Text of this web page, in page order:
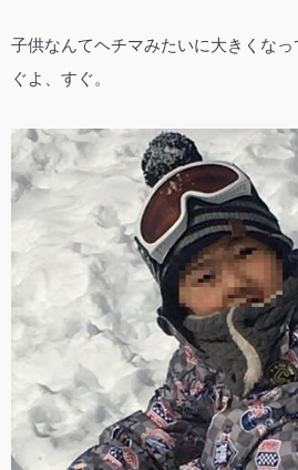
子供なんてヘチマみたいに大きくな
ぐよ、すぐ。